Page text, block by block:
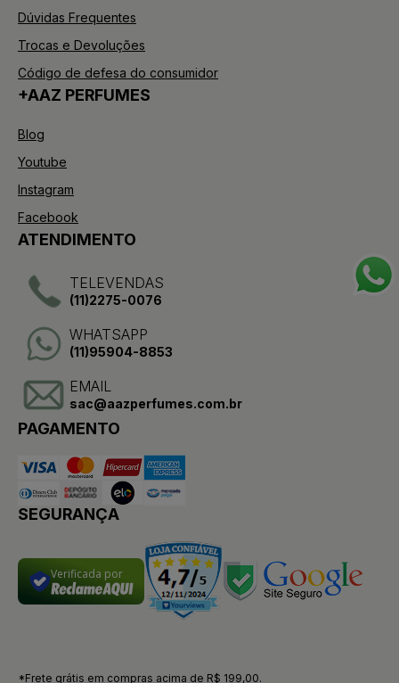
Dúvidas Frequentes
Trocas e Devoluções
Código de defesa do consumidor
+AAZ PERFUMES
Blog
Youtube
Instagram
Facebook
ATENDIMENTO
TELEVENDAS
(11)2275-0076
WHATSAPP
(11)95904-8853
EMAIL
sac@aazperfumes.com.br
PAGAMENTO
SEGURANÇA
Verificada por
*Frete grátis em compras acima de R$ 199,00.